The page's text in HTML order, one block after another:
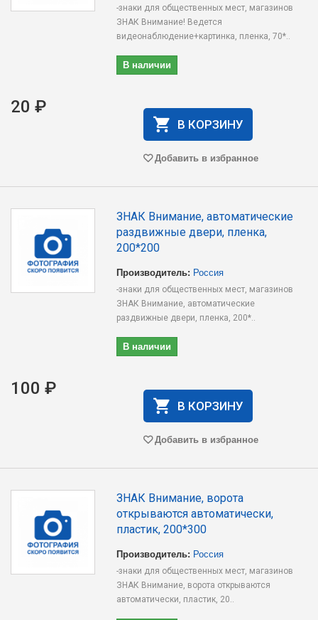
-знаки для общественных мест, магазинов
ЗНАК Внимание! Ведется
видеонаблюдение+картинка, пленка, 70*..
В наличии
20 ₽
В КОРЗИНУ
Добавить в избранное
ЗНАК Внимание, автоматические
раздвижные двери, пленка,
200*200
Производитель: Россия
-знаки для общественных мест, магазинов
ЗНАК Внимание, автоматические
раздвижные двери, пленка, 200*..
В наличии
100 ₽
В КОРЗИНУ
Добавить в избранное
ЗНАК Внимание, ворота
открываются автоматически,
пластик, 200*300
Производитель: Россия
-знаки для общественных мест, магазинов
ЗНАК Внимание, ворота открываются
автоматически, пластик, 20..